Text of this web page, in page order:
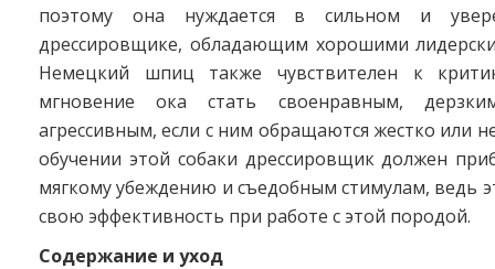
поэтому она нуждается в сильном и
дрессировщике, обладающим хорошими
Немецкий шпиц также чувствителен к
мгновение ока стать своенравным,
агрессивным, если с ним обращаются жестко или
обучении этой собаки дрессировщик должен
мягкому убеждению и съедобным стимулам, ведь
свою эффективность при работе с этой породой.
Содержание и уход